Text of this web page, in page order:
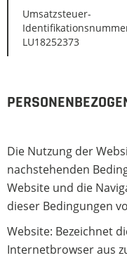
Umsatzsteuer-
LU18252373
Die Nutzung der
nachstehenden
Website und die
dieser Bedingungen
Website: Bezeichnet
Internetbrowser aus